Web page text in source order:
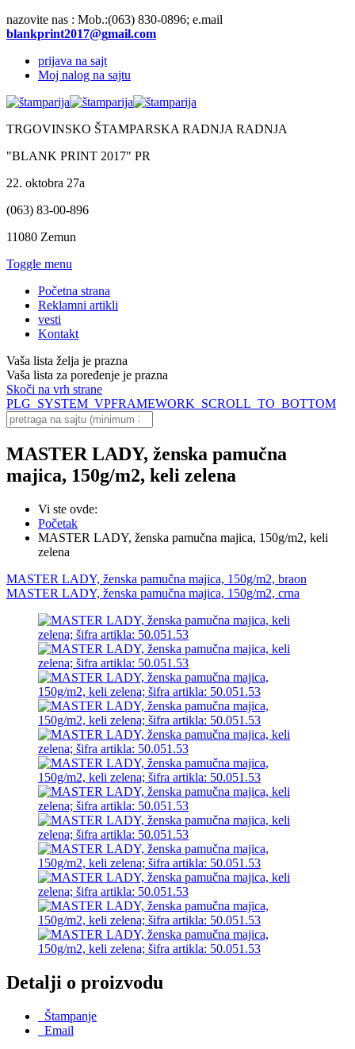
nazovite nas : Mob.:(063) 830-0896; e.mail
prijava na sajt
Moj nalog na sajtu
TRGOVINSKO ŠTAMPARSKA RADNJA RADNJA
"BLANK PRINT 2017" PR
22. oktobra 27a
(063) 83-00-896
11080 Zemun
Toggle menu
Početna strana
Reklamni artikli
vesti
Kontakt
Vaša lista želja je prazna
Vaša lista za poređenje je prazna
Skoči na vrh strane
PLG_SYSTEM_VPFRAMEWORK_SCROLL_TO_BOTTOM
MASTER LADY, ženska pamučna
majica, 150g/m2, keli zelena
Vi ste ovde:
Početak
MASTER LADY, ženska pamučna majica, 150g/m2, keli
zelena
MASTER LADY, ženska pamučna majica, 150g/m2, braon
MASTER LADY, ženska pamučna majica, 150g/m2, crna
Detalji o proizvodu
Štampanje
Email